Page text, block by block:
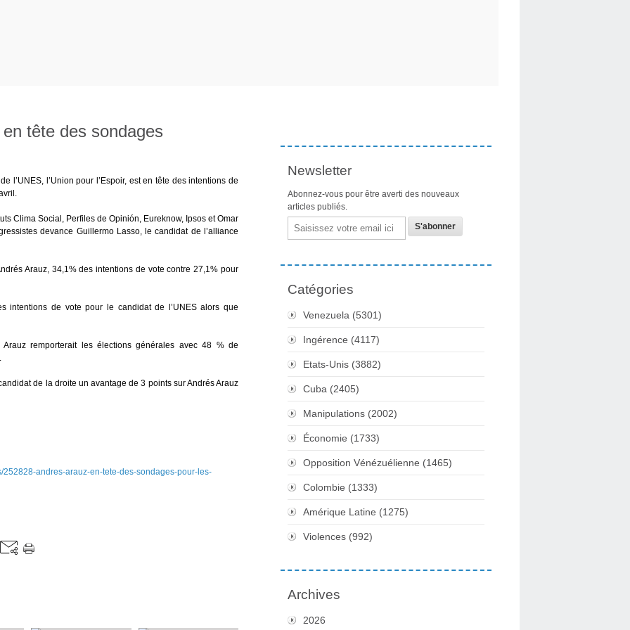
tête des sondages
l’UNES, l’Union pour l’Espoir, est en tête des intentions de
Clima Social, Perfiles de Opinión, Eureknow, Ipsos et Omar
devance Guillermo Lasso, le candidat de l’alliance
Arauz, 34,1% des intentions de vote contre 27,1% pour
intentions de vote pour le candidat de l’UNES alors que
remporterait les élections générales avec 48 % de
de la droite un avantage de 3 points sur Andrés Arauz
andres-arauz-en-tete-des-sondages-pour-les-
Newsletter
Abonnez-vous pour être averti des nouveaux
articles publiés.
Email
Catégories
Venezuela (5301)
Ingérence (4117)
Etats-Unis (3882)
Cuba (2405)
Manipulations (2002)
Économie (1733)
Opposition Vénézuélienne (1465)
Colombie (1333)
Amérique Latine (1275)
Violences (992)
Archives
2026